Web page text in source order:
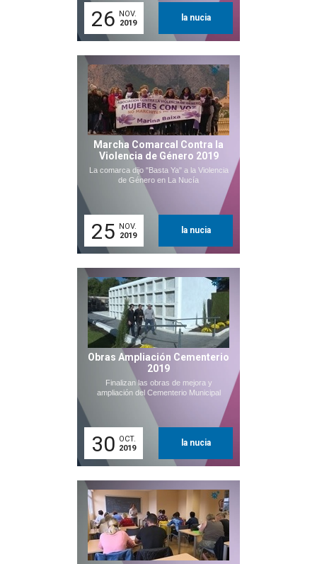
26 NOV.
2019
la nucia
Marcha Comarcal Contra la
Violencia de Género 2019
La comarca dijo "Basta Ya" a la Violencia
de Género en La Nucía
25 NOV.
2019
la nucia
Obras Ampliación Cementerio
2019
Finalizan las obras de mejora y
ampliación del Cementerio Municipal
30 OCT.
2019
la nucia